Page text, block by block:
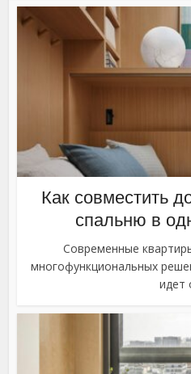
Как совместить
спальню в
Современные
многофункциональных
идет